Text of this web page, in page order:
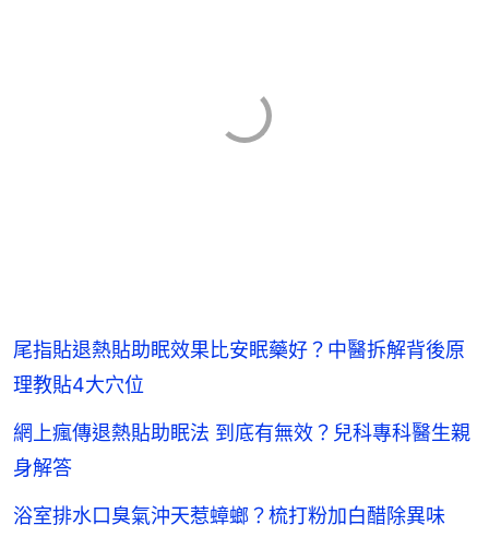
尾指貼退熱貼助眠效果比安眠藥好？中醫拆解背後原
理教貼4大穴位
網上瘋傳退熱貼助眠法 到底有無效？兒科專科醫生親
身解答
浴室排水口臭氣沖天惹蟑螂？梳打粉加白醋除異味